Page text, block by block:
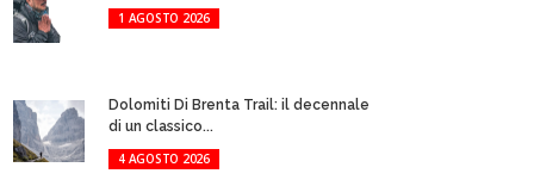
1 AGOSTO 2026
Dolomiti Di Brenta Trail: il decennale
di un classico...
4 AGOSTO 2026